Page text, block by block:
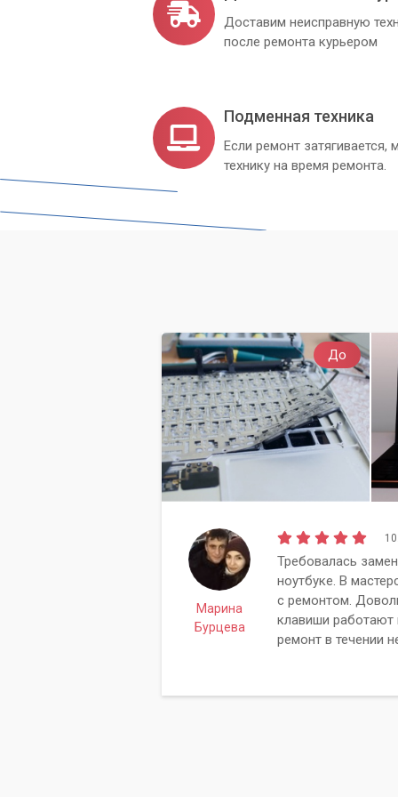
доступным ценам.
Доставим неисправную
после ремонта курьером
Подменная техника
Если ремонт
технику на время ремонта.
До
Марина
Бурцева
Требовалась
ноутбуке. В
с ремонтом.
клавиши работают
ремонт в течении